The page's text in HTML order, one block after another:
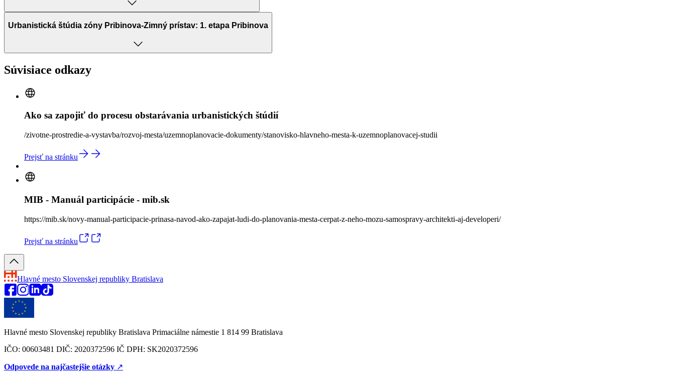
Urbanistická štúdia zóny Pribinova-Zimný prístav: 1. etapa Pribinova
Súvisiace odkazy
Ako sa zapojiť do procesu obstarávania urbanistických štúdií
/zivotne-prostredie-a-vystavba/rozvoj-mesta/uzemnoplanovacie-dokumenty/stanovisko-hlavneho-mesta-k-uzemnoplanovacej-studii
Prejsť na stránku
MIB - Manuál participácie - mib.sk
https://mib.sk/novy-manual-participacie-prinasa-navod-ako-zapajat-ludi-do-planovania-mesta-cerpat-z-neho-mozu-samospravy-architekti-aj-developeri/
Prejsť na stránku
Hlavné mesto Slovenskej republiky Bratislava
Hlavné mesto Slovenskej republiky Bratislava Primaciálne námestie 1 814 99 Bratislava
IČO: 00603481 DIČ: 2020372596 IČ DPH: SK2020372596
Odpovede na najčastejšie otázky ↗︎